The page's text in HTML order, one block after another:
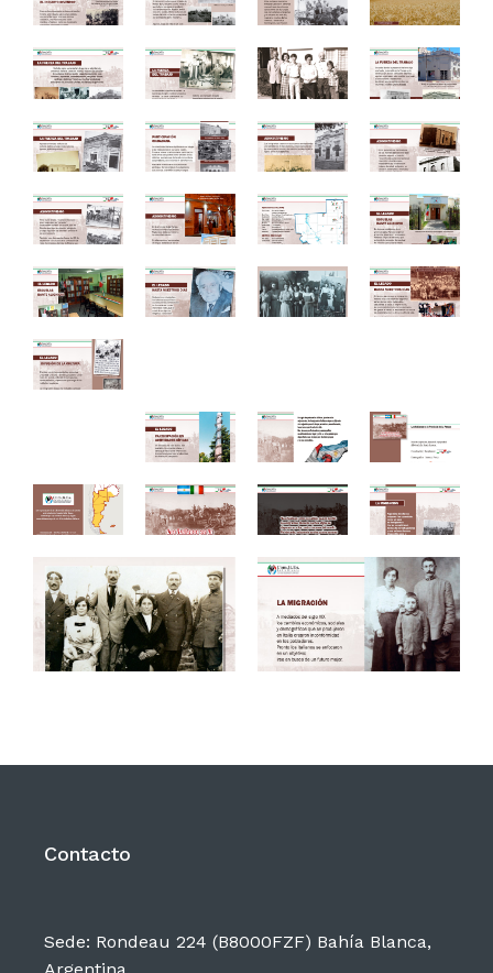
Contacto
Sede: Rondeau 224 (B8000FZF) Bahía Blanca,
Muestras y Contenidos
Noticias
Difusión
Contacto